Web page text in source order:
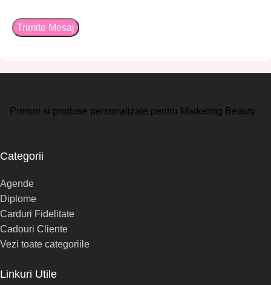
Printuri si produse personalizate pentru Marketing Beauty
Categorii
Agende
Diplome
Carduri Fidelitate
Cadouri Cliente
Vezi toate categoriile
Linkuri Utile